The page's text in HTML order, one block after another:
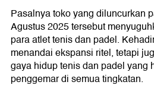
Pasalnya toko yang diluncurkan
Agustus 2025 tersebut
para atlet tenis dan padel.
menandai ekspansi ritel, tetapi
gaya hidup tenis dan padel yang
penggemar di semua tingkatan.